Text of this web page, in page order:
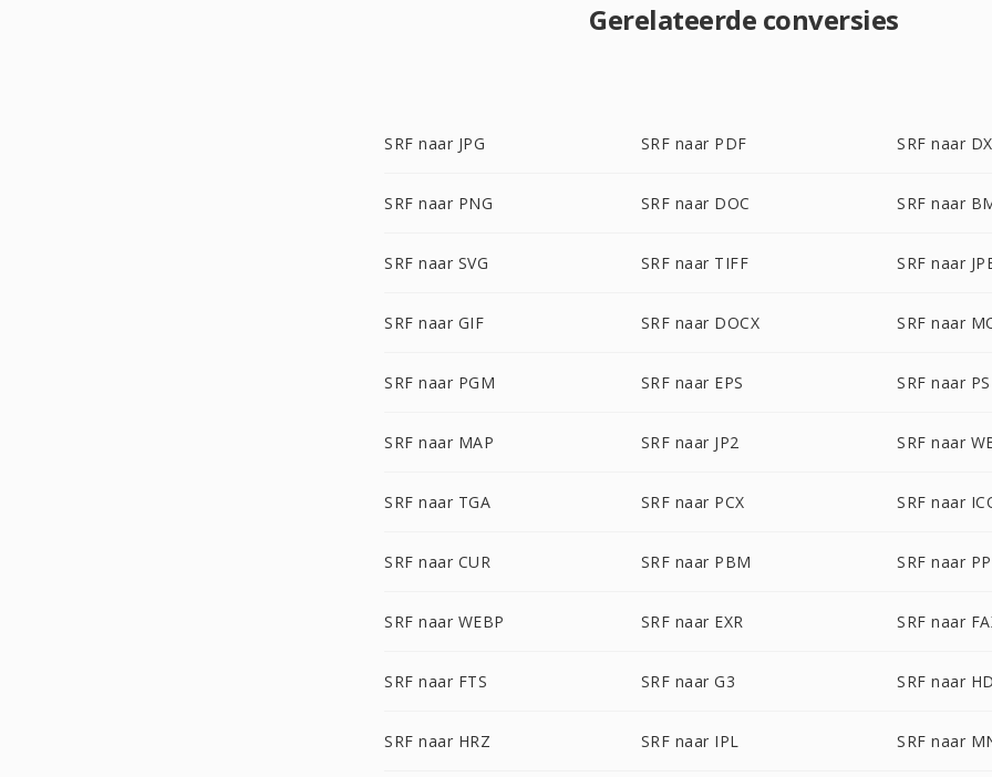
Gerelateerde conversies
SRF naar JPG SRF naar PDF SRF naar
SRF naar PNG SRF naar DOC SRF naar
SRF naar SVG SRF naar TIFF SRF naar
SRF naar GIF SRF naar DOCX SRF naar
SRF naar PGM SRF naar EPS SRF naar
SRF naar MAP SRF naar JP2 SRF naar
SRF naar TGA SRF naar PCX SRF naar
SRF naar CUR SRF naar PBM SRF naar
SRF naar WEBP SRF naar EXR SRF naar
SRF naar FTS SRF naar G3 SRF naar
SRF naar HRZ SRF naar IPL SRF naar